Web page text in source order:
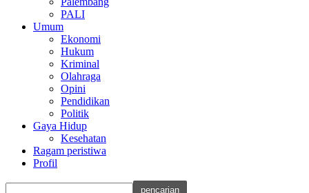
PALI
Umum
Ekonomi
Hukum
Kriminal
Olahraga
Opini
Pendidikan
Politik
Gaya Hidup
Kesehatan
Ragam peristiwa
Profil